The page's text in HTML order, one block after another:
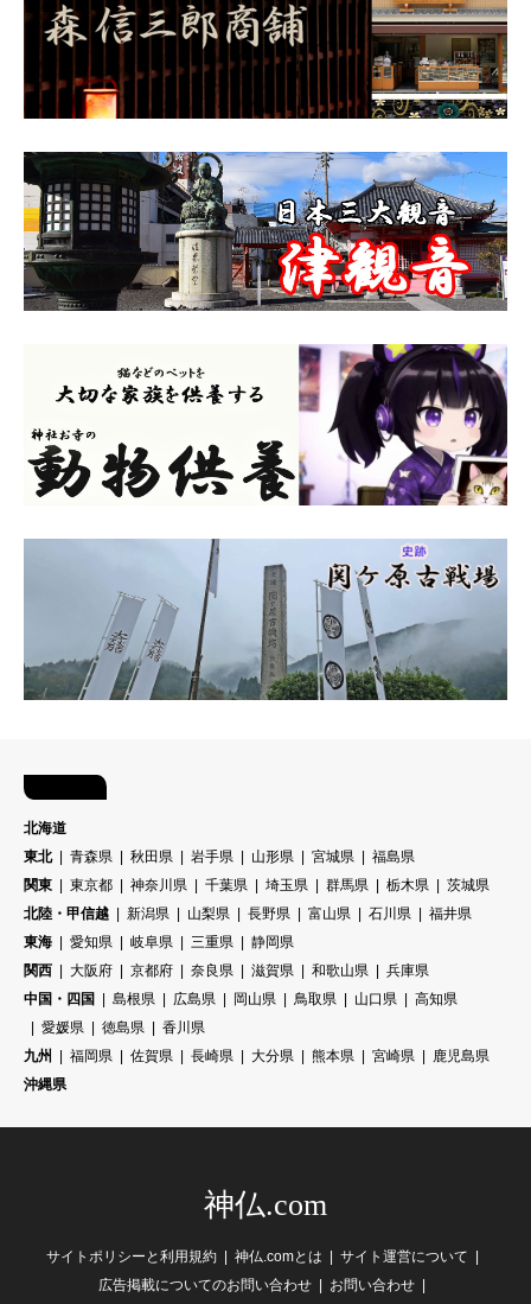
北海道
東北
青森県 秋田県 岩手県 山形県 宮城県
福島県
関東
東京都 神奈川県 千葉県 埼玉県 群馬県 栃木県
茨城県
北陸・甲信越
新潟県 山梨県 長野県 富山県 石川県
福井県
東海
愛知県 岐阜県 三重県
静岡県
関西
大阪府 京都府 奈良県 滋賀県 和歌山県
兵庫県
中国・四国
島根県 広島県 岡山県 鳥取県 山口県
高知県
愛媛県
徳島県
香川県
九州
福岡県 佐賀県 長崎県 大分県 熊本県 宮崎県
鹿児島県
沖縄県
神仏.com
サイトポリシーと利用規約 神仏.comとは
サイト運営について
広告掲載についてのお問い合わせ
お問い合わせ